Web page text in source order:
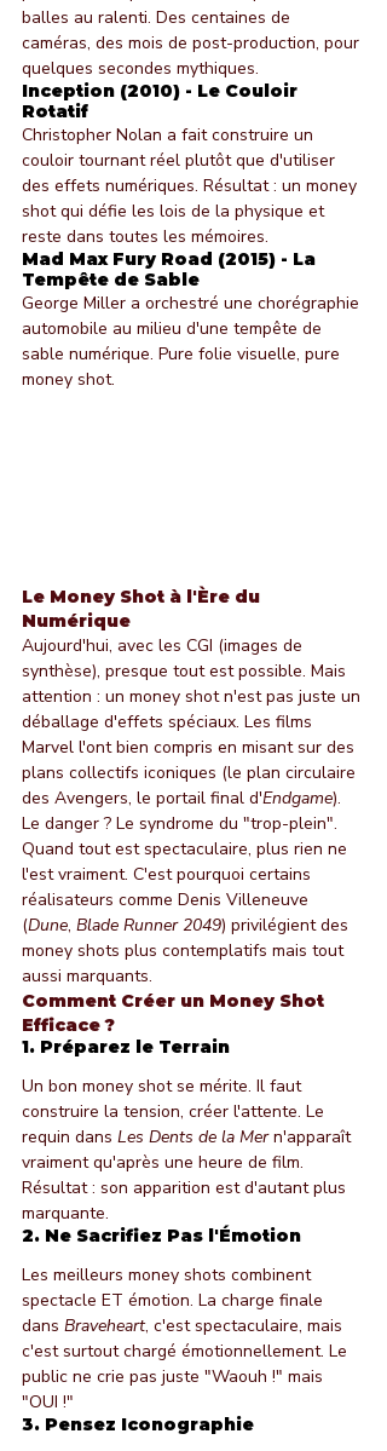
balles au ralenti. Des centaines de
caméras, des mois de post-production, pour
quelques secondes mythiques.
Inception (2010) - Le Couloir
Rotatif
Christopher Nolan a fait construire un
couloir tournant réel plutôt que d'utiliser
des effets numériques. Résultat : un money
shot qui défie les lois de la physique et
reste dans toutes les mémoires.
Mad Max Fury Road (2015) - La
Tempête de Sable
George Miller a orchestré une chorégraphie
automobile au milieu d'une tempête de
sable numérique. Pure folie visuelle, pure
money shot.
Le Money Shot à l'Ère du
Numérique
Aujourd'hui, avec les CGI (images de
synthèse), presque tout est possible. Mais
attention : un money shot n'est pas juste un
déballage d'effets spéciaux. Les films
Marvel l'ont bien compris en misant sur des
plans collectifs iconiques (le plan circulaire
des Avengers, le portail final d'Endgame).
Le danger ? Le syndrome du "trop-plein".
Quand tout est spectaculaire, plus rien ne
l'est vraiment. C'est pourquoi certains
réalisateurs comme Denis Villeneuve
(Dune, Blade Runner 2049) privilégient des
money shots plus contemplatifs mais tout
aussi marquants.
Comment Créer un Money Shot
Efficace ?
1. Préparez le Terrain
Un bon money shot se mérite. Il faut
construire la tension, créer l'attente. Le
requin dans Les Dents de la Mer n'apparaît
vraiment qu'après une heure de film.
Résultat : son apparition est d'autant plus
marquante.
2. Ne Sacrifiez Pas l'Émotion
Les meilleurs money shots combinent
spectacle ET émotion. La charge finale
dans Braveheart, c'est spectaculaire, mais
c'est surtout chargé émotionnellement. Le
public ne crie pas juste "Waouh !" mais
"OUI !"
3. Pensez Iconographie